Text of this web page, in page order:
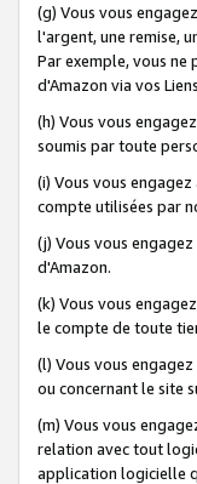
(g) Vous vous
l'argent, une remise,
Par exemple, vous
d'Amazon via vos
(h) Vous vous
soumis par toute
(i) Vous vous
compte utilisées par
(j) Vous vous
d'Amazon.
(k) Vous vous
le compte de toute
(l) Vous vous
ou concernant le site
(m) Vous vous
relation avec tout
application logicielle